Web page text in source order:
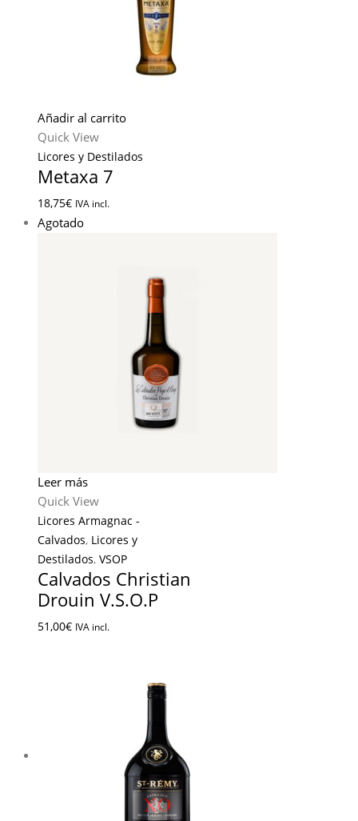
Añadir al carrito
Quick View
Licores y Destilados
Metaxa 7
18,75€ IVA incl.
Agotado
Leer más
Quick View
Licores Armagnac -
Calvados, Licores y
Destilados, VSOP
Calvados Christian
Drouin V.S.O.P
51,00€ IVA incl.